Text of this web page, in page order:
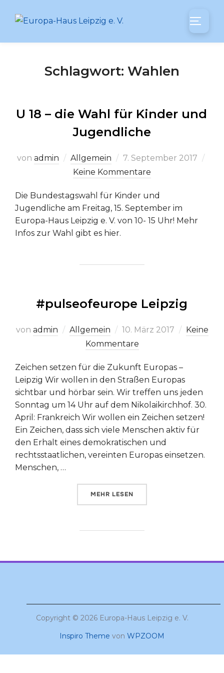
Inhalt
Schlagwort: Wahlen
U 18 – die Wahl für Kinder und
Jugendliche
von admin Allgemein
Veröffentlicht
am
7. September 2017
Keine Kommentare
Die Bundestagswahl für Kinder und
Jugendliche am Freitag, 15. September im
Europa-Haus Leipzig e. V. von 10- 15 Uhr! Mehr
Infos zur Wahl gibt es hier.
#pulseofeurope Leipzig
von admin Allgemein
Veröffentlicht
am
10. März 2017
Keine
Kommentare
Zeichen setzen für die Zukunft Europas –
Leipzig Wir wollen in den Straßen Europas
sichtbar und hörbar sein. Wir treffen uns jeden
Sonntag um 14 Uhr auf dem Nikolaikirchhof. 30.
April: Frankreich Wir wollen ein Zeichen setzen!
Ein Zeichen, dass sich viele Menschen aktiv für
den Erhalt eines demokratischen und
rechtsstaatlichen, vereinten Europas einsetzen.
Menschen, …
MEHR ÜBER „#PULSEOFEUROPE
LESEN
Copyright © 2026 Europa-Haus Leipzig e. V.
Inspiro Theme von WPZOOM